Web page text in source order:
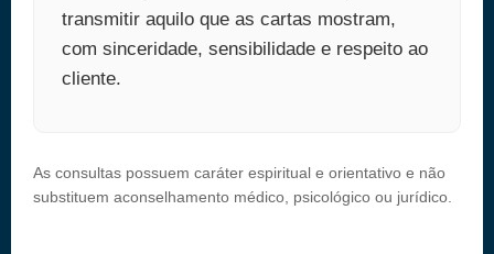
transmitir aquilo que as cartas mostram,
com sinceridade, sensibilidade e respeito ao
cliente.
As consultas possuem caráter espiritual e orientativo e não
substituem aconselhamento médico, psicológico ou jurídico.